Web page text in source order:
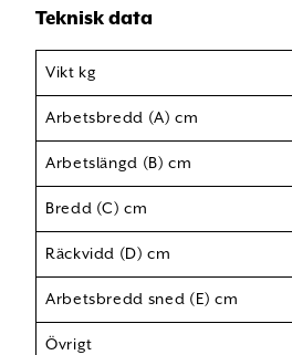
Teknisk data
Vikt kg
Arbetsbredd (A) cm
Arbetslängd (B) cm
Bredd (C) cm
Räckvidd (D) cm
Arbetsbredd sned (E) cm
Övrigt